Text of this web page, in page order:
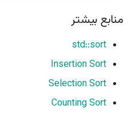
منابع بیشتر
std::sort
Insertion Sort
Selection Sort
Counting Sort